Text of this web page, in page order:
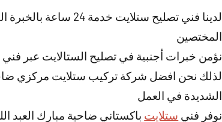
لدينا فني تصليح
المختصين
نؤمن خبرات أجنبية في تصليح الستالايت عبر فني
لذلك نحن افضل شركة تركيب ستلايت مركزي ضاحية
الشديدة في العمل
نوفر فني ستلايت باكستاني ضاحية مبارك العبد